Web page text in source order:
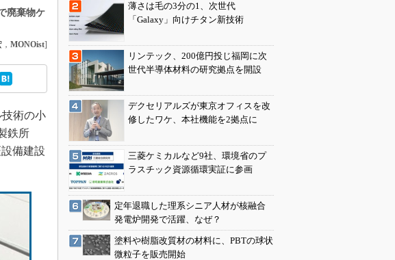
廃棄物ケ
， MONOist]
術の小
鉄所
備建設
薄さは毛の3分の1、次世代
「Galaxy」向けチタン新技術
リンテック、200億円投じ福岡に次
世代半導体材料の研究拠点を開設
デクセリアルズが東京オフィスを改
修したワケ、本社機能を2拠点に
三菱ケミカルなど9社、環境省のプ
ラスチック資源循環実証に参画
定年退職した理系シニア人材が核融合
発電炉開発で活躍、なぜ？
塗料や樹脂改質材の材料に、PBTの球状
微粒子を販売開始